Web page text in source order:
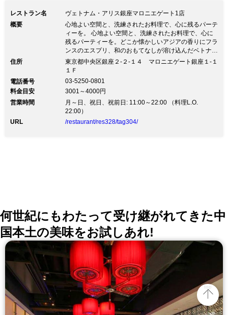
レストラン名
ヴェトナム・アリス銀座マロニエゲート1店
概要
心地よい空間と、洗練されたお料理で、心に残るパーテ
ィーを。 心地よい空間と、洗練されたお料理で、心に
残るパーティーを。どこか懐かしいアジアの香りにフラ
ンスのエスプリ、和のおもてなしが溶け込んだベトナム
料理。 そのテーブルにはいつも、季節の野菜をたっぷ
り使ったメニューが溢れています。 ヴェトナム・アリ
そしてもちろんお料理もより一層磨き上げて、皆さまを
お待ちしております。
住所
東京都中央区銀座２-２-１４ マロニエゲート銀座１-１
１Ｆ
電話番号
03-5250-0801
料金目安
3001～4000円
営業時間
月～日、祝日、祝前日: 11:00～22:00 （料理L.O.
22:00）
URL
/restaurant/res328/tag304/
何世紀にもわたって受け継がれてきた中
国本土の美味をお試しあれ!
top